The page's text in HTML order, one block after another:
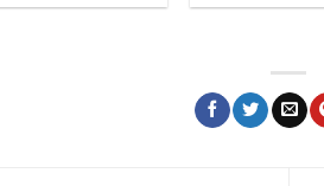
70.000 ₫.là: